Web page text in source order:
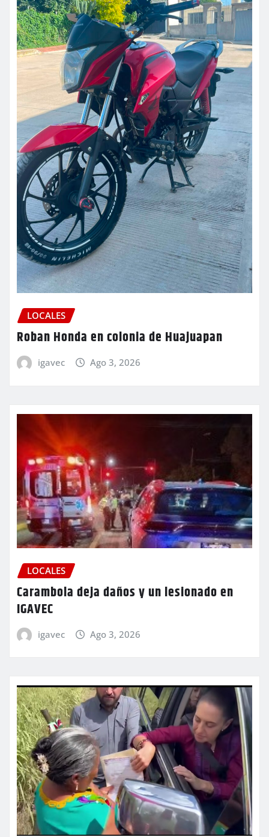
LOCALES
Roban Honda en colonia de Huajuapan
igavec Ago 3, 2026
LOCALES
Carambola deja daños y un lesionado en
IGAVEC
igavec Ago 3, 2026